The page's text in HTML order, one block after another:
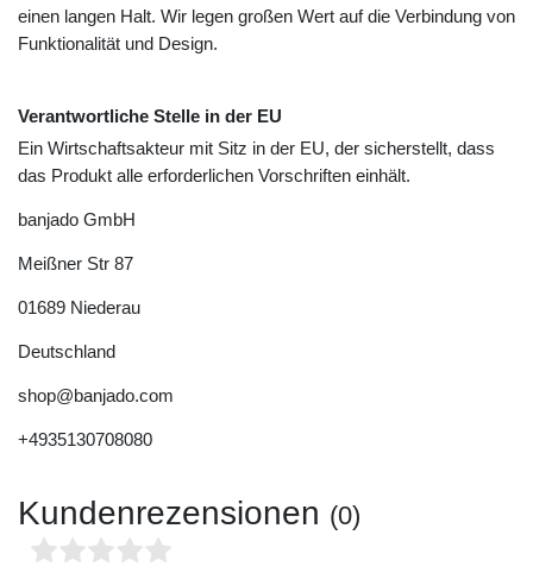
einen langen Halt. Wir legen großen Wert auf die Verbindung von
Funktionalität und Design.
Verantwortliche Stelle in der EU
Ein Wirtschaftsakteur mit Sitz in der EU, der sicherstellt, dass
das Produkt alle erforderlichen Vorschriften einhält.
banjado GmbH
Meißner Str 87
01689 Niederau
Deutschland
shop@banjado.com
+4935130708080
Kundenrezensionen (0)